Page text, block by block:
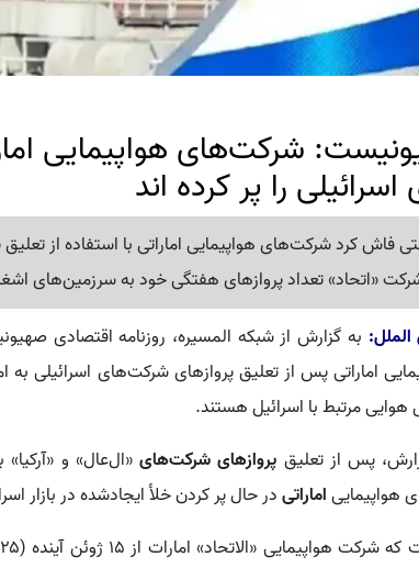
شرکت‌های هواپیمایی
اسرائیلی را پر کرده اند
فاش کرد شرکت‌های هواپیمایی اماراتی با استفاده از تعلیق
تعداد پروازهای هفتگی خود به سرزمین‌های اشغالی را به 42 نوبت
الملل: به گزارش از شبکه المسیره، روزنامه اقتصادی
اماراتی پس از تعلیق پروازهای شرکت‌های اسرائیلی
هوایی مرتبط با اسرائیل هستند.
پس از تعلیق پروازهای شرکت‌های«ال‌عال» و «آرکیا»
هواپیماییاماراتیدر حال پر کردن خلأ ایجادشده در بازار